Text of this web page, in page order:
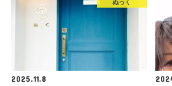
ぬっく
2025.11.8